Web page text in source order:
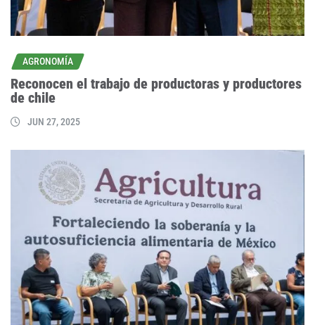
AGRONOMÍA
Reconocen el trabajo de productoras y productores
de chile
JUN 27, 2025